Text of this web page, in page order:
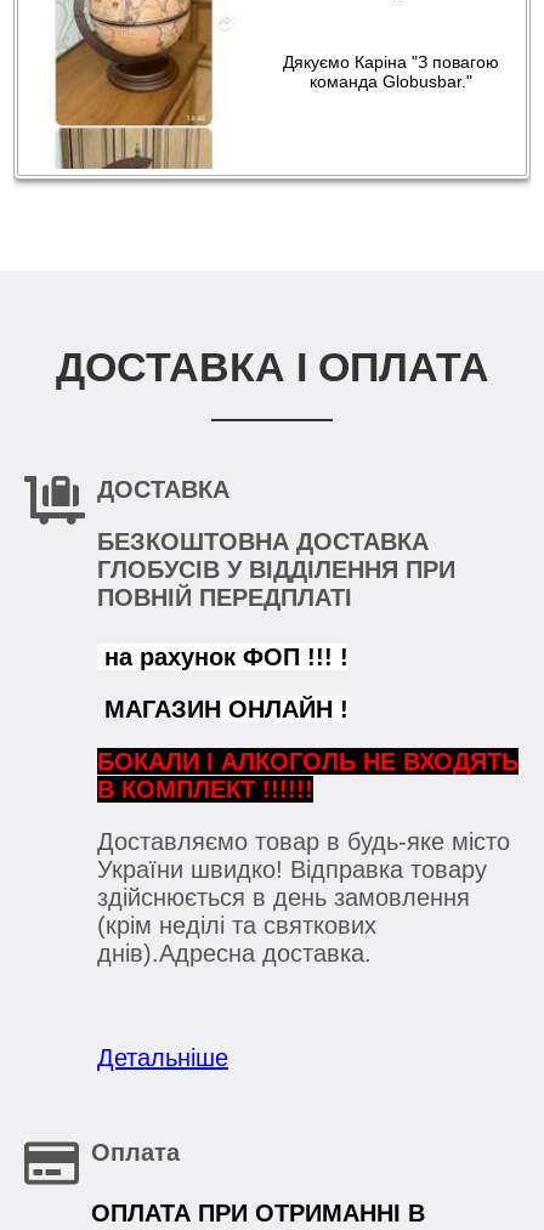
Дякуємо Каріна "З повагою
команда Globusbar."
ДОСТАВКА І ОПЛАТА
ДОСТАВКА
БЕЗКОШТОВНА ДОСТАВКА
ГЛОБУСІВ У ВІДДІЛЕННЯ ПРИ
ПОВНІЙ ПЕРЕДПЛАТІ
на рахунок ФОП !!! !
МАГАЗИН ОНЛАЙН !
БОКАЛИ І АЛКОГОЛЬ НЕ ВХОДЯТЬ
В КОМПЛЕКТ !!!!!!
Доставляємо товар в будь-яке місто
України швидко! Відправка товару
здійснюється в день замовлення
(крім неділі та святкових
днів).Адресна доставка.
Детальніше
Оплата
ОПЛАТА ПРИ ОТРИМАННІ В